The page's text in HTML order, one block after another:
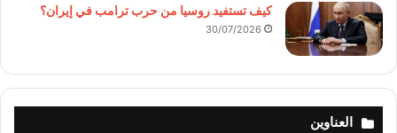
كيف تستفيد روسيا من حرب ترامب في إيران؟
30/07/2026
العناوين